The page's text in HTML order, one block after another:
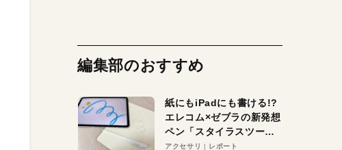
編集部のおすすめ
紙にもiPadにも書ける!?
エレコム×ゼブラの新発想
ペン「スタイラスツーウ
ェイ」レビュー。持ち替
アクセサリ レポート